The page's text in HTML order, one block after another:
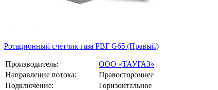
Ротационный счетчик газа РВГ G65 (Правый)
Производитель:
ООО «ТАУГАЗ»
Направление потока:
Правостороннее
Подключение:
Горизонтальное